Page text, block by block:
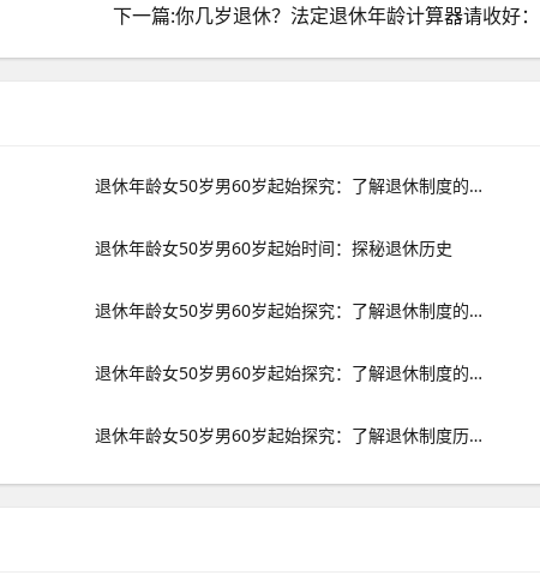
退休年龄女50岁男60岁起始探究：了解退休制度的历史变迁
退休年龄女50岁男60岁起始时间：探秘退休历史
退休年龄女50岁男60岁起始探究：了解退休制度的历史变迁
退休年龄女50岁男60岁起始探究：了解退休制度的历史变迁
退休年龄女50岁男60岁起始探究：了解退休制度历史变迁